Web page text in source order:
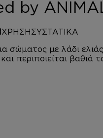
by
ΧΡΗΣΗ ΣΥΣΤΑΤΙΚΑ
σώματος με λάδι
περιποιείται βαθιά